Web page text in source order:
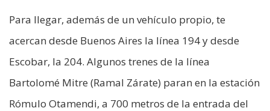
Para llegar, además de un vehículo propio, te
acercan desde Buenos Aires la línea 194 y desde
Escobar, la 204. Algunos trenes de la línea
Bartolomé Mitre (Ramal Zárate) paran en la estación
Rómulo Otamendi, a 700 metros de la entrada del